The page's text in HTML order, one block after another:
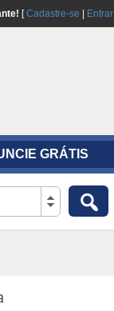
[Cadastre-se Entrar
GRÁTIS